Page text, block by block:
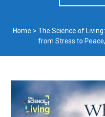
Home >The Science of
from Stress to